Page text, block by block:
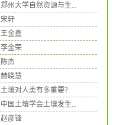
郑州大学自然资源与生...
宋轩
王金鑫
李金荣
陈杰
赫晓慧
土壤对人类有多重要？
中国土壤学会土壤发生...
赵彦锋